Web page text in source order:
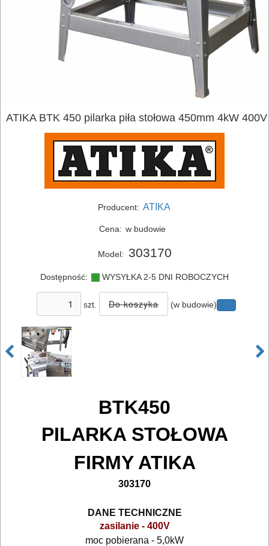
ELEKTRONARZĘDZIA
SIECIOWE
bruzdownice
frezarki
lamelownice
lutownice
młotowiertarki
ATIKA BTK 450 pilarka piła stołowa 450mm 4kW 400V
Producent: ATIKA
Cena: w budowie
Model: 303170
Dostępność: WYSYŁKA 2-5 DNI ROBOCZYCH
szt. (w budowie)
BTK450
PILARKA STOŁOWA
FIRMY ATIKA
303170
DANE TECHNICZNE
zasilanie - 400V
moc pobierana - 5,0kW